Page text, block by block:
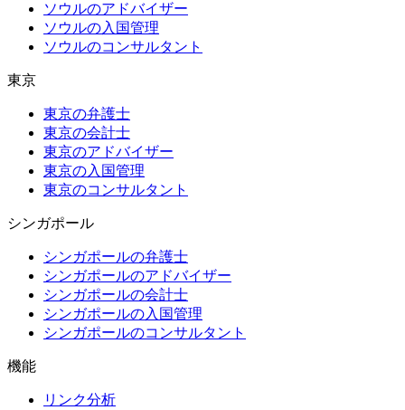
ソウルのアドバイザー
ソウルの入国管理
ソウルのコンサルタント
東京
東京の弁護士
東京の会計士
東京のアドバイザー
東京の入国管理
東京のコンサルタント
シンガポール
シンガポールの弁護士
シンガポールのアドバイザー
シンガポールの会計士
シンガポールの入国管理
シンガポールのコンサルタント
機能
リンク分析